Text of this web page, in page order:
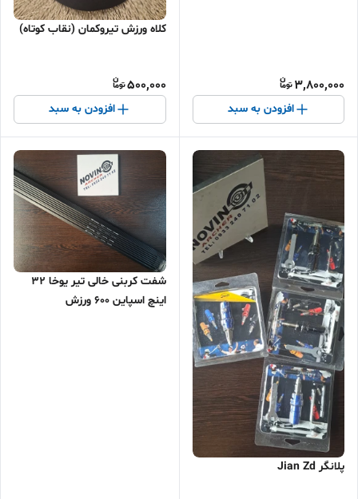
3,800,000
افزودن به سبد
کلاه ورزش تیروکمان (نقاب کوتاه)
500,000
افزودن به سبد
پلانگر Jian Zd
شفت کربنی خالی تیر یوخا ۳۲
اینچ اسپاین ۶۰۰ ورزش